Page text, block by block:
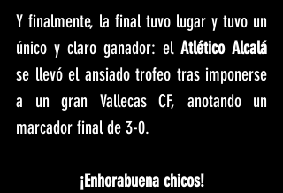
Y finalmente, la final tuvo lugar y tuvo un
único y claro ganador: el Atlético Alcalá
se llevó el ansiado trofeo tras imponerse
a un gran Vallecas CF, anotando un
marcador final de 3-0.
¡Enhorabuena chicos!